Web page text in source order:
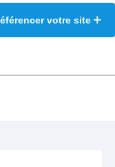
votre site